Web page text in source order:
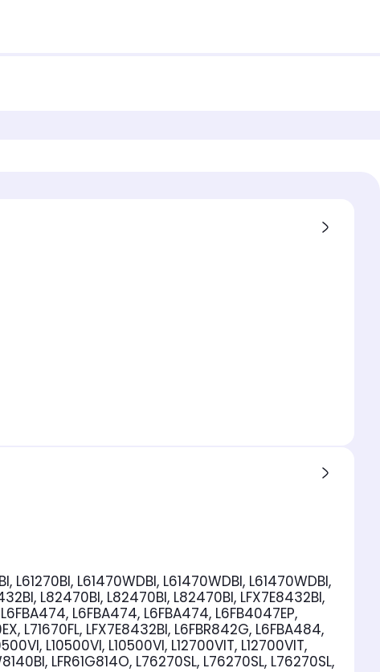
L61270BI, L61470WDBI, L61470WDBI, L61470WDBI,
L82470BI, L82470BI, L82470BI, LFX7E8432BI,
L6FBA474, L6FBA474, L6FBA474, L6FB4047EP,
L71670FL, LFX7E8432BI, L6FBR842G, L6FBA484,
L10500VI, L10500VI, L12700VIT, L12700VIT,
LFR61G814O, L76270SL, L76270SL, L76270SL,